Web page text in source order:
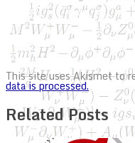
This site uses Akismet to
data is processed.
Related Posts